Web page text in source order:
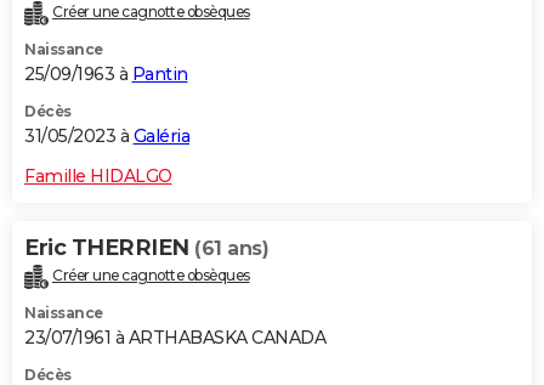
Créer une cagnotte obsèques
Naissance
25/09/1963 à Pantin
Décès
31/05/2023 à Galéria
Famille HIDALGO
Eric THERRIEN (61 ans)
Créer une cagnotte obsèques
Naissance
23/07/1961 à ARTHABASKA CANADA
Décès